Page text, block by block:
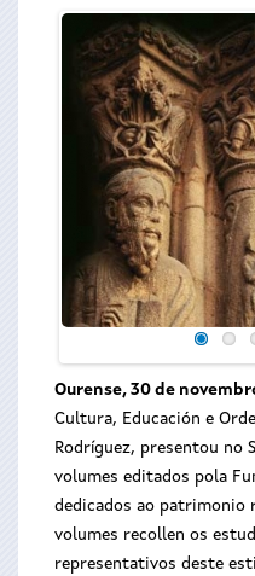
Ourense, 30 de
Cultura, Educación e
Rodríguez, presentou no
volumes editados pola
dedicados ao patrimonio
volumes recollen os
representativos deste